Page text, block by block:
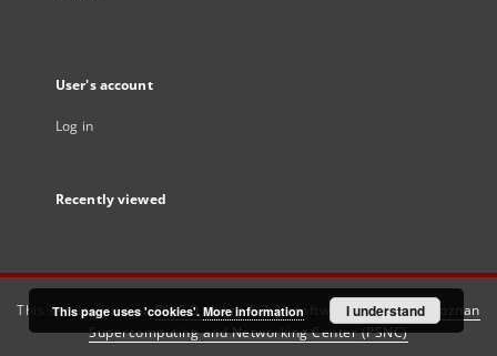
User's account
Log in
Recently viewed
This service runs onDInGO dLibra 6.3.21software created by
Poznan
Supercomputing and Networking Center (PSNC)
This page uses 'cookies'. More information I understand